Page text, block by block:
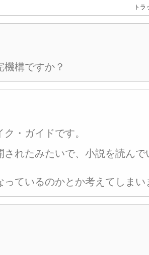
トラ
機構ですか？
・ガイドです。
されたみたいで、小説を読ん
っているのかとか考えてしまい